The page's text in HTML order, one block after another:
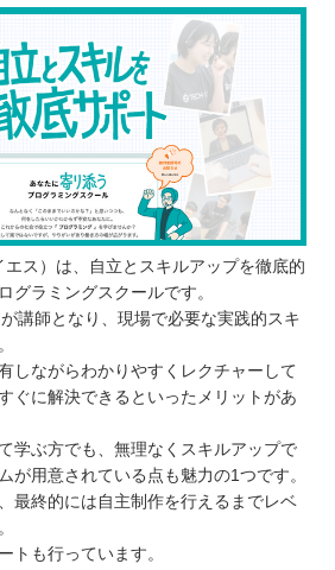
間や講師に相談できる
立つアドバイスをもらえる
スクールに通う3つのデメリット
学習のスケジュールを合わせにくい
学習内容と違う
どによるが高額な受講料金が発生
ング言語を学ぶのが良いのか
人向けにプログラミングスクールに
ミングスクールに通える制度
向けのおすすめプログラミングス
ラミング教育 HALLO
式プログラミング教室
ス）は、自立とスキルアップを徹底的
グラミングスクールです。
講師となり、現場で必要な実践的スキ
しながらわかりやすくレクチャーして
ぐに解決できるといったメリットがあ
学ぶ方でも、無理なくスキルアップで
が用意されている点も魅力の1つです。
最終的には自主制作を行えるまでレベ
トも行っています。